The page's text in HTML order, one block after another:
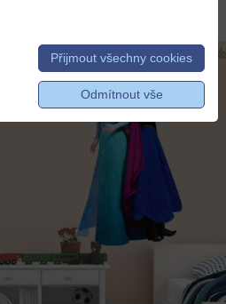
Přijmout všechny cookies
Odmítnout vše